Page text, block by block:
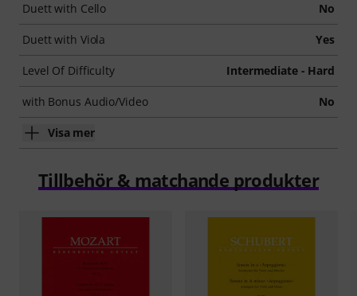
Duett with Cello No
Duett with Viola Yes
Level Of Difficulty Intermediate - Hard
with Bonus Audio/Video No
Visa mer
Tillbehör & matchande produkter